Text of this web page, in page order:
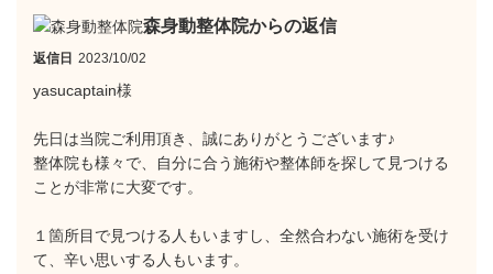
森身動整体院からの返信
返信日 2023/10/02
yasucaptain様
先日は当院ご利用頂き、誠にありがとうございます♪
整体院も様々で、自分に合う施術や整体師を探して見つける
ことが非常に大変です。
１箇所目で見つける人もいますし、全然合わない施術を受け
て、辛い思いする人もいます。